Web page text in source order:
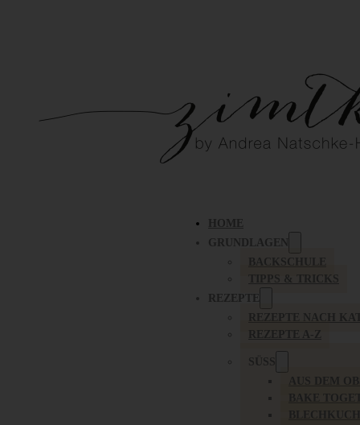
HOME
GRUNDLAGEN
BACKSCHULE
TIPPS & TRICKS
REZEPTE
REZEPTE NACH
REZEPTE A-Z
SÜSS